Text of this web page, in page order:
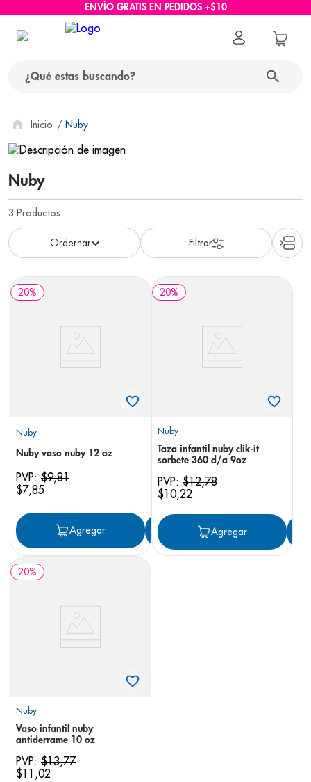
ENVÍO GRATIS EN PEDIDOS +$10
Nuby
Nuby
3 Productos
20%
Nuby
Nuby vaso nuby 12 oz
PVP: $9,81
$7,85
Agregar Agregar
20%
Nuby
Taza infantil nuby clik-it
sorbete 360 d/a 9oz
PVP: $12,78
$10,22
Agregar
20%
Nuby
Vaso infantil nuby
antiderrame 10 oz
PVP: $13,77
$11 ,02
términos más buscados
1. protector solar
2.
3
4. cerave
6. bioderma
7.
pediasure
panolini